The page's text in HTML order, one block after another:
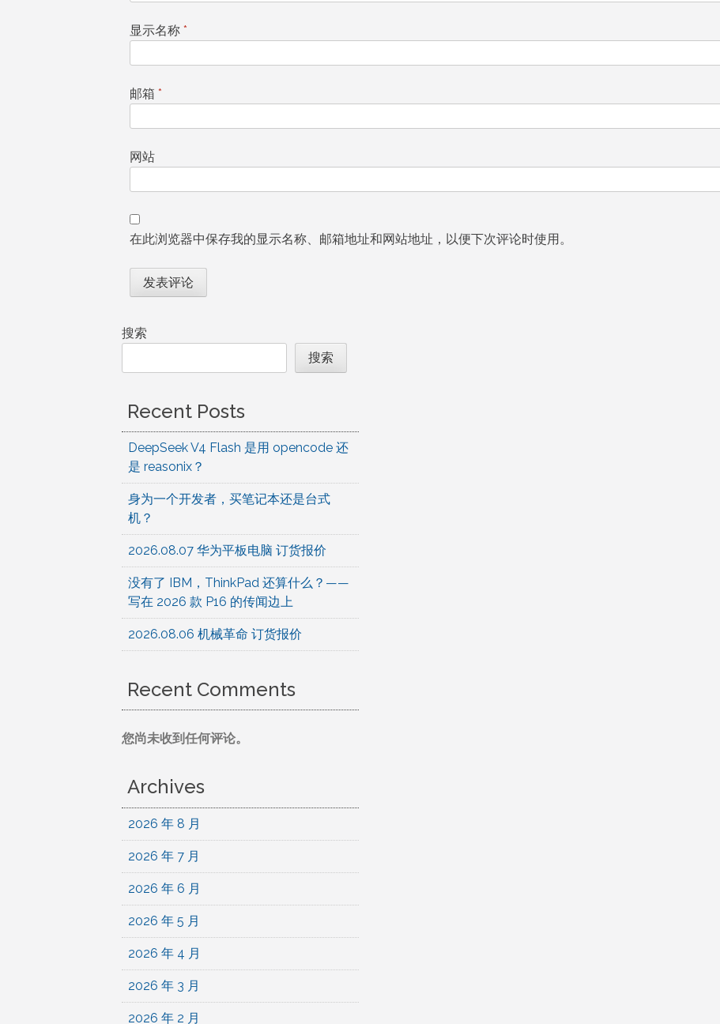
显示名称 *
邮箱 *
网站
在此浏览器中保存我的显示名称、邮箱地址和网站地址，以便下次评论时使用。
搜索
搜索
Recent Posts
DeepSeek V4 Flash 是用 opencode 还
是 reasonix？
身为一个开发者，买笔记本还是台式
机？
2026.08.07 华为平板电脑 订货报价
没有了 IBM，ThinkPad 还算什么？——
写在 2026 款 P16 的传闻边上
2026.08.06 机械革命 订货报价
Recent Comments
您尚未收到任何评论。
Archives
2026 年 8 月
2026 年 7 月
2026 年 6 月
2026 年 5 月
2026 年 4 月
2026 年 3 月
2026 年 2 月